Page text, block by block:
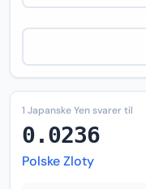
1 Japanske Yen svarer til
0.0236
Polske Zloty